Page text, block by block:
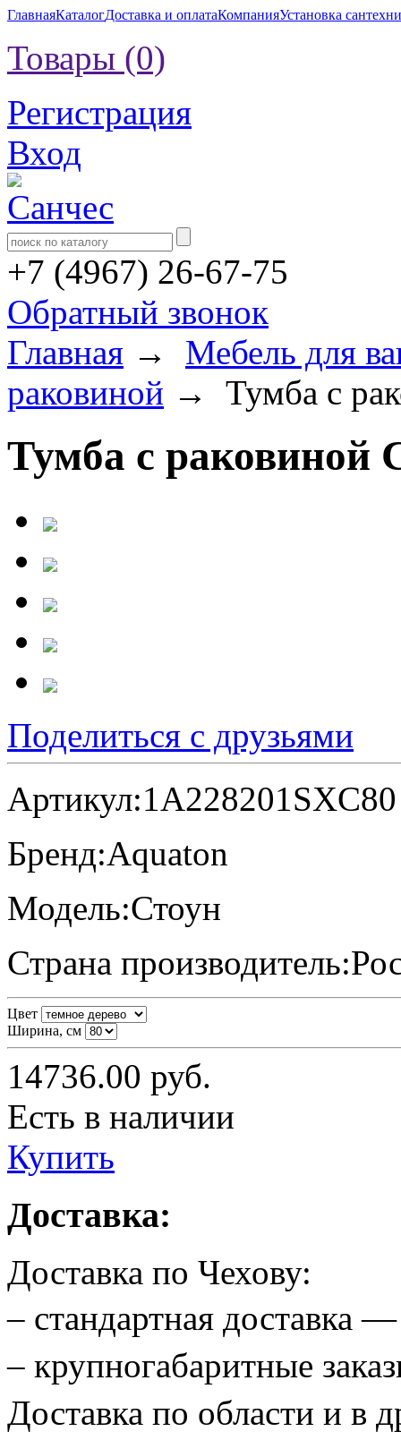
ГлавнаяКаталогДоставка и оплатаКомпанияУстановка
Товары (0)
Регистрация
Вход
+7 (4967) 26-67-75
Обратный звонок
Главная → Мебель для
раковиной → Тумба с
Тумба с раковиной
Поделиться с друзьями
Артикул:1A228201SXC80
Бренд:Aquaton
Модель:Стоун
Страна производитель:
Цвет
Ширина, см
14736.00 руб.
Есть в наличии
Купить
Доставка:
Доставка по Чехову:
– стандартная доставка
– крупногабаритные
Доставка по области и в